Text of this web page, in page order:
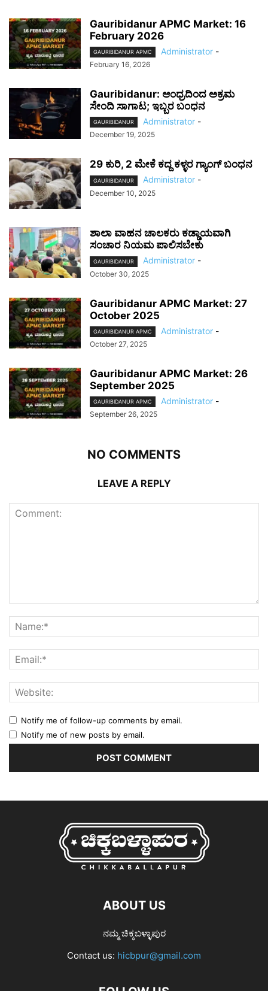
Gauribidanur APMC Market: 16
February 2026
GAURIBIDANUR APMC Administrator -
February 16, 2026
Gauribidanur: ಆಂಧ್ರದಿಂದ ಅಕ್ರಮ
ಸೇಂದಿ ಸಾಗಾಟ; ಇಬ್ಬರ ಬಂಧನ
GAURIBIDANUR Administrator -
December 19, 2025
29 ಕುರಿ, 2 ಮೇಕೆ ಕದ್ದ ಕಳ್ಳರ ಗ್ಯಾಂಗ್ ಬಂಧನ
GAURIBIDANUR Administrator -
December 10, 2025
ಶಾಲಾ ವಾಹನ ಚಾಲಕರು ಕಡ್ಡಾಯವಾಗಿ
ಸಂಚಾರ ನಿಯಮ ಪಾಲಿಸಬೇಕು
GAURIBIDANUR Administrator -
October 30, 2025
Gauribidanur APMC Market: 27
October 2025
GAURIBIDANUR APMC Administrator -
October 27, 2025
Gauribidanur APMC Market: 26
September 2025
GAURIBIDANUR APMC Administrator -
September 26, 2025
NO COMMENTS
LEAVE A REPLY
Notify me of follow-up comments by email.
Notify me of new posts by email.
ABOUT US
ನಮ್ಮ ಚಿಕ್ಕಬಳ್ಳಾಪುರ
Contact us: hicbpur@gmail.com